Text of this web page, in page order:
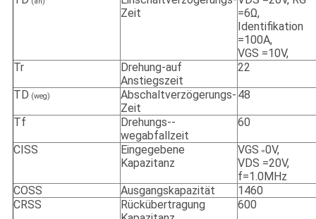
Zeit
=6Ω,
Identifikation
=100A,
VGS =10V,
Tr
Drehung-auf
Anstiegszeit
22
TD (weg)
Abschaltverzögerungs-
Zeit
48
Tf
Drehungs--
wegabfallzeit
60
CISS
Eingegebene
Kapazitanz
VGS =0V,
VDS =20V,
f=1.0MHz
COSS
Ausgangskapazität
1460
CRSS
Rückübertragung
600